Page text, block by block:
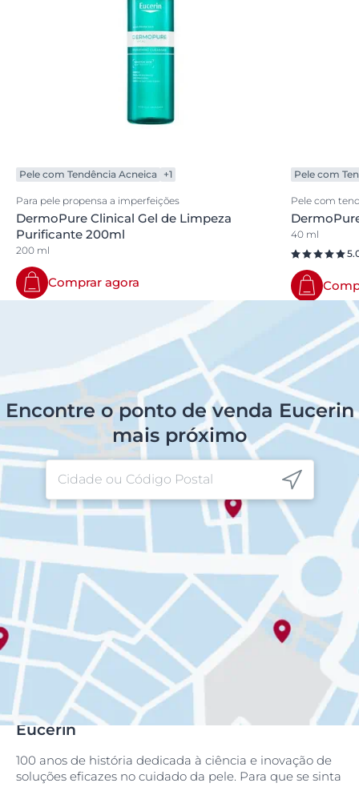
Pele com Tendência Acneica +1
Para pele propensa a imperfeições
DermoPure Clinical Gel de Limpeza
Purificante 200ml
200 ml
Comprar agora
Pele com
Pele com
40 ml
Encontre o ponto de venda Eucerin
mais próximo
Eucerin
100 anos de história dedicada à ciência e inovação de
soluções eficazes no cuidado da pele. Para que se sinta